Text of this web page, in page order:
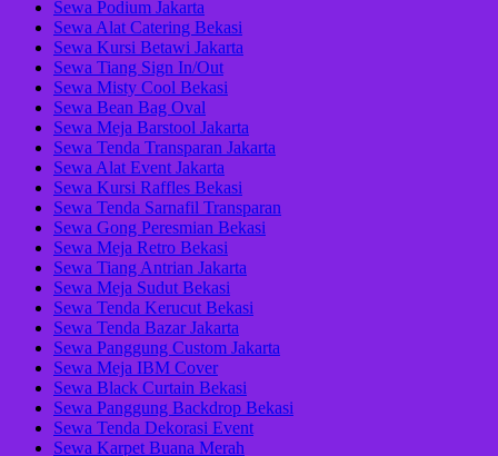
Sewa Podium Jakarta
Sewa Alat Catering Bekasi
Sewa Kursi Betawi Jakarta
Sewa Tiang Sign In/Out
Sewa Misty Cool Bekasi
Sewa Bean Bag Oval
Sewa Meja Barstool Jakarta
Sewa Tenda Transparan Jakarta
Sewa Alat Event Jakarta
Sewa Kursi Raffles Bekasi
Sewa Tenda Sarnafil Transparan
Sewa Gong Peresmian Bekasi
Sewa Meja Retro Bekasi
Sewa Tiang Antrian Jakarta
Sewa Meja Sudut Bekasi
Sewa Tenda Kerucut Bekasi
Sewa Tenda Bazar Jakarta
Sewa Panggung Custom Jakarta
Sewa Meja IBM Cover
Sewa Black Curtain Bekasi
Sewa Panggung Backdrop Bekasi
Sewa Tenda Dekorasi Event
Sewa Karpet Buana Merah